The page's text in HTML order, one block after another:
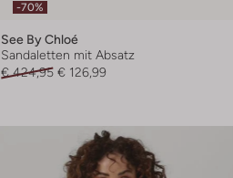
-70%
See By Chloé
Sandaletten mit Absatz
€ 424,95 € 126,99